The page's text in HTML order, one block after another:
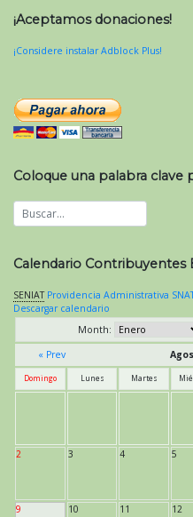
¡Aceptamos donaciones!
¡Considere instalar Adblock Plus!
Coloque una palabra clave
Calendario Contribuyentes
SENIAT Providencia Administrativa
Descargar calendario
Month:
« Prev
Domingo Lunes Martes
2 3 4 5
9 10 11 12